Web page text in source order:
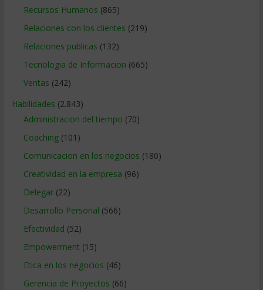
Recursos Humanos (865)
Relaciones con los clientes (219)
Relaciones publicas (132)
Tecnologia de Informacion (665)
Ventas (242)
Habilidades (2.843)
Administracion del tiempo (70)
Coaching(101)
Comunicacion en los negocios (180)
Creatividad en la empresa (96)
Delegar(22)
Desarrollo Personal (566)
Efectividad (52)
Empowerment (15)
Etica en los negocios (46)
Gerencia de Proyectos (66)